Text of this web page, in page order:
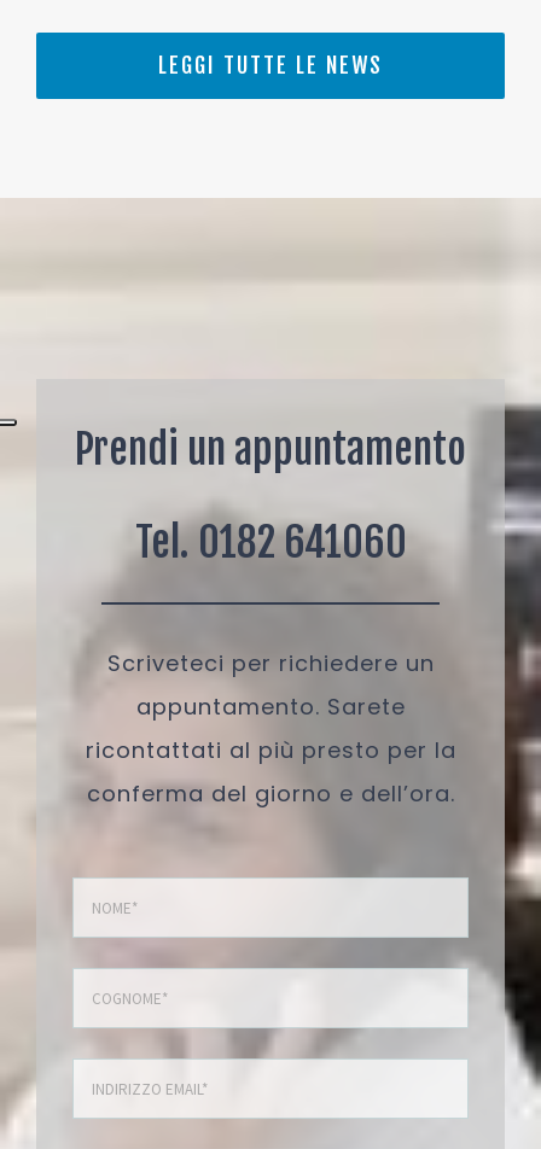
LEGGI TUTTE LE NEWS
Prendi un appuntamento
Tel. 0182 641060
Scriveteci per richiedere un
appuntamento. Sarete
ricontattati al più presto per la
conferma del giorno e dell’ora.